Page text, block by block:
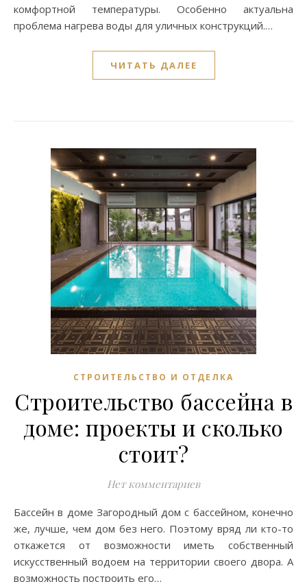
комфортной температуры. Особенно актуальна
проблема нагрева воды для уличных конструкций.…
ЧИТАТЬ ДАЛЕЕ
СТРОИТЕЛЬСТВО И ОТДЕЛКА
Строительство бассейна в
доме: проекты и сколько
стоит?
Нет комментариев
Бассейн в доме Загородный дом с бассейном, конечно
же, лучше, чем дом без него. Поэтому вряд ли кто-то
откажется от возможности иметь собственный
искусственный водоем на территории своего двора. А
возможность построить его…